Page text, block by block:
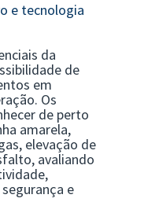
e tecnologia
da
de
em
Os
de perto
amarela,
elevação de
avaliando
e